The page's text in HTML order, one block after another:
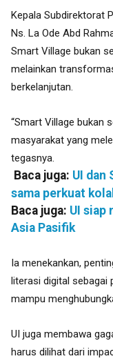
Kepala Subdirektorat
Ns. La Ode Abd
Smart Village bukan
melainkan
berkelanjutan.
“Smart Village bukan
masyarakat yang
tegasnya.
Baca juga: UI dan
sama perkuat
Baca juga: UI siap
Asia Pasifik
Ia menekankan,
literasi digital sebagai
mampu
UI juga membawa
harus dilihat dari